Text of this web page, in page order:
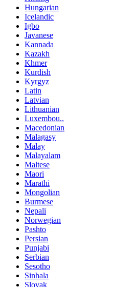
Hungarian
Icelandic
Igbo
Javanese
Kannada
Kazakh
Khmer
Kurdish
Kyrgyz
Latin
Latvian
Lithuanian
Luxembou..
Macedonian
Malagasy
Malay
Malayalam
Maltese
Maori
Marathi
Mongolian
Burmese
Nepali
Norwegian
Pashto
Persian
Punjabi
Serbian
Sesotho
Sinhala
Slovak